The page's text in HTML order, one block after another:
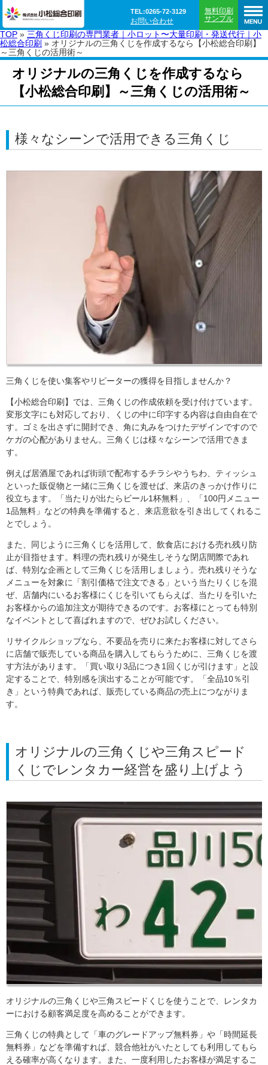
TEL:0265-72-3129
無料印刷
サンプル
お問い合わせ
TOP » 三角くじ印刷の専門業者｜小ロット〜大量印刷・発送代行｜小
松総合印刷 » オリジナルの三角くじを作成するなら【小松総合印刷】
～三角くじの活用術～
オリジナルの三角くじを作成するなら
【小松総合印刷】～三角くじの活用術～
様々なシーンで活用できる三角くじ
三角くじを使い集客やリピーターの獲得を目指しませんか？
【小松総合印刷】では、三角くじの作成依頼を受け付けています。
変形文字にも対応しており、くじの中に印字する内容は自由自在で
す。ゴミを出さずに開封でき、角に丸みをつけたデザインですので
ケガの心配がありません。三角くじは様々なシーンで活用できま
す。
例えば居酒屋であれば街頭で配布するチラシやうちわ、ティッシュ
といった販促物と一緒に三角くじを渡せば、来店のきっかけ作りに
役立ちます。「当たりが出たらビール1杯無料」、「100円メニュー
1品無料」などの特典を準備すると、来店意欲を引き出してくれるこ
とでしょう。
また、同じように三角くじを活用して、飲食店における売れ残り防
止が目指せます。料理の売れ残りが発生しそうな閉店間際であれ
ば、特別な企画として三角くじを活用しましょう。売れ残りそうな
メニューを対象に「割引価格で注文できる」という当たりくじを混
ぜ、店舗内にいるお客様にくじを引いてもらえば、当たりを引いた
お客様からの追加注文が期待できるのです。お客様にとっても特別
なイベントとして喜ばれますので、ぜひお試しください。
リサイクルショップなら、不要品を売りに来たお客様に対してさら
に店舗で販売している商品を購入してもらうために、三角くじを渡
す方法があります。「買い取り3品につき1回くじが引けます」と設
定することで、特別感を演出することが可能です。「全品10％引
き」という特典であれば、販売している商品の売上につながりま
す。
オリジナルの三角くじや三角スピード
くじでレンタカー経営を盛り上げよう
オリジナルの三角くじや三角スピードくじを使うことで、レンタカ
ーにおける顧客満足度を高めることができます。
三角くじの特典として「車のグレードアップ無料券」や「時間延長
無料券」などを準備すれば、競合他社がいたとしても利用してもら
える確率が高くなります。また、一度利用したお客様が満足するこ